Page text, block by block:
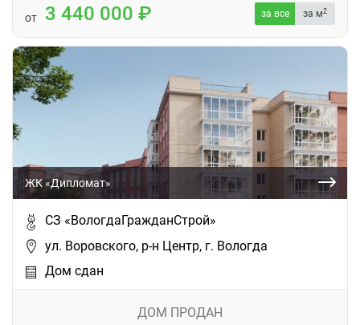
от 3 440 000 за все за м2
ЖК «Дипломат»
СЗ «ВологдаГражданСтрой»
ул. Воровского, р-н Центр, г. Вологда
Дом сдан
ДОМ ПРОДАН